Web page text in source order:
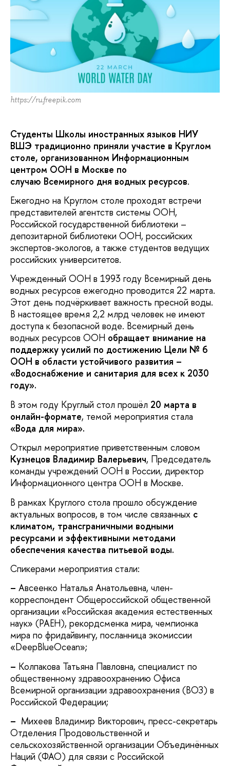
https://ru.freepik.com
Студенты Школы иностранных языков НИУ
ВШЭ традиционно приняли участие в Круглом
столе, организованном Информационным
центром ООН в Москве по
случаю Всемирного дня водных ресурсов.
Ежегодно на Круглом столе проходят встречи
представителей агентств системы ООН,
Российской государственной библиотеки –
депозитарной библиотеки ООН, российских
экспертов-экологов, а также студентов ведущих
российских университетов.
Учрежденный ООН в 1993 году Всемирный день
водных ресурсов ежегодно проводится 22 марта.
Этот день подчёркивает важность пресной воды.
В настоящее время 2,2 млрд человек не имеют
доступа к безопасной воде. Всемирный день
водных ресурсов ООН обращает внимание на
поддержку усилий по достижению Цели № 6
ООН в области устойчивого развития –
«Водоснабжение и санитария для всех к 2030
году».
В этом году Круглый стол прошёл 20 марта в
онлайн-формате, темой мероприятия стала
«Вода для мира».
Открыл мероприятие приветственным словом
Кузнецов Владимир Валерьевич, Председатель
команды учреждений ООН в России, директор
Информационного центра ООН в Москве.
В рамках Круглого стола прошло обсуждение
актуальных вопросов, в том числе связанных с
климатом, трансграничными водными
ресурсами и эффективными методами
обеспечения качества питьевой воды.
Спикерами мероприятия стали:
– Авсеенко Наталья Анатольевна, член-
корреспондент Общероссийской общественной
организации «Российская академия естественных
наук» (РАЕН), рекордсменка мира, чемпионка
мира по фридайвингу, посланница экомиссии
«DeepBlueOcean»;
– Колпакова Татьяна Павловна, специалист по
общественному здравоохранению Офиса
Всемирной организации здравоохранения (ВОЗ) в
Российской Федерации;
– Михеев Владимир Викторович, пресс-секретарь
Отделения Продовольственной и
сельскохозяйственной организации Объединённых
Наций (ФАО) для связи с Российской